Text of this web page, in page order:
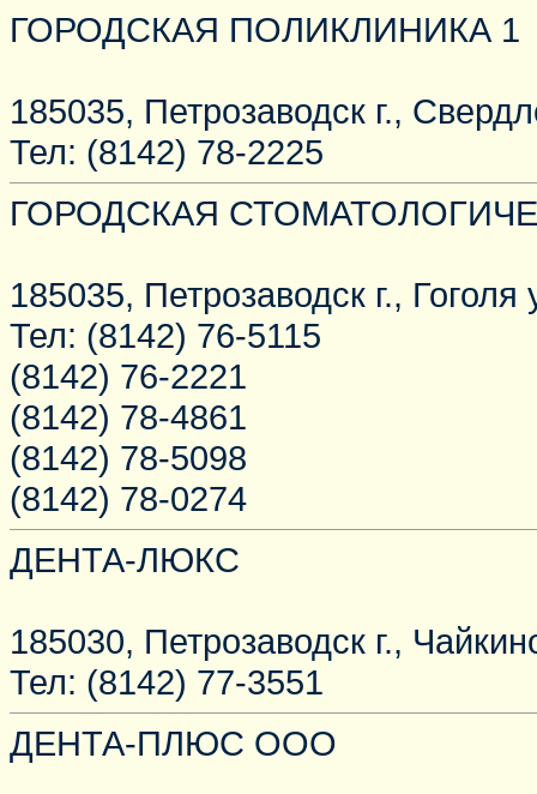
ГОРОДСКАЯ ПОЛИКЛИНИКА 1
185035, Петрозаводск г.,
Тел: (8142) 78-2225
ГОРОДСКАЯ
185035, Петрозаводск г., Гоголя
Тел: (8142) 76-5115
(8142) 76-2221
(8142) 78-4861
(8142) 78-5098
(8142) 78-0274
ДЕНТА-ЛЮКС
185030, Петрозаводск г.,
Тел: (8142) 77-3551
ДЕНТА-ПЛЮС ООО